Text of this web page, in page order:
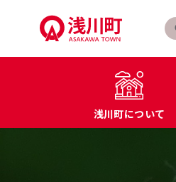
浅川町について